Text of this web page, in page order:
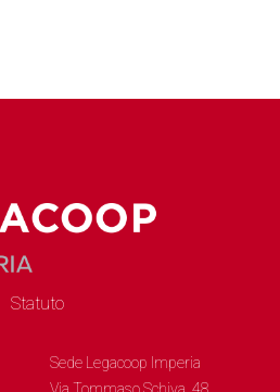
Statuto
Sede Legacoop Imperia